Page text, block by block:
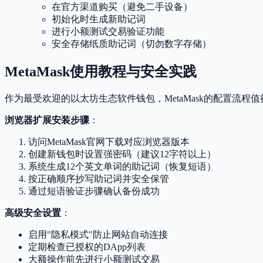
在官方渠道购买（避免二手设备）
初始化时生成新助记词
进行小额测试交易验证功能
安全存储纸质助记词（切勿数字存储）
MetaMask使用教程与安全实践
作为最受欢迎的以太坊生态软件钱包，MetaMask的配置流程值
浏览器扩展安装步骤 ：
访问MetaMask官网下载对应浏览器版本
创建新钱包时设置强密码（建议12字符以上）
系统生成12个英文单词的助记词（恢复短语）
按正确顺序抄写助记词并安全保管
通过短语验证步骤确认备份成功
高级安全设置 ：
启用"隐私模式"防止网站自动连接
定期检查已授权的DApp列表
大额操作前先进行小额测试交易